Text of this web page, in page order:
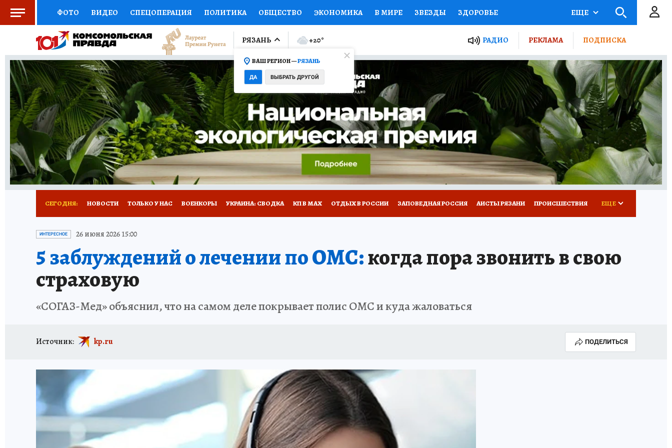
ФОТО ВИДЕО СПЕЦОПЕРАЦИЯ ПОЛИТИКА ОБЩЕСТВО ЭКОНОМИКА В МИРЕ ЗВЕЗДЫ ЗДОРОВЬЕ
СОЦПОДДЕРЖКА НАУКА СПОРТ КОЛУМНИСТЫ ПРОИСШЕСТВИЯ НАЦИОНАЛЬНЫЕ ПРОЕКТЫ РОССИИ
ВЫБОР ЭКСПЕРТОВ ДОКТОР ФИНАНСЫ ОТКРЫВАЕМ МИР Я ЗНАЮ СЕМЬЯ ЖЕНСКИЕ СЕКРЕТЫ ПУТЕВОДИТЕЛЬ
КНИЖНАЯ ПОЛКА ПРОГНОЗЫ НА СПОРТ ПРОМОКОДЫ СЕРИАЛЫ СПЕЦПРОЕКТЫ ДЕФИЦИТ ЖЕЛЕЗА ТУРИЗМ
ПРЕСС-ЦЕНТР НЕДВИЖИМОСТЬ ТЕЛЕВИЗОР КОЛЛЕКЦИИ КОНКУРСЫ РАБОТА У НАС ГИД ПОТРЕБИТЕЛЯ ВСЕ О КП
РАДИО КП РЕКЛАМА ТЕСТЫ НОВОЕ НА САЙТЕ
ЕЩЕ
РЯЗАНЬ
ВАШ РЕГИОН —РЯЗАНЬ
ДА ВЫБРАТЬ ДРУГОЙ
+20° РАДИО РЕКЛАМА ПОДПИСКА
СЕГОДНЯ: НОВОСТИ ТОЛЬКО У НАС ВОЕНКОРЫ УКРАИНА: СВОДКА КП В МАХ ОТДЫХ В РОССИИ ЗАПОВЕДНАЯ РОССИЯ АИСТЫ РЯЗАНИ ПРОИСШЕСТВИЯ
АФИША ИСПЫТАНО НА СЕБЕ
ЕЩЕ
ИНТЕРЕСНОЕ 26 июня 2026 15:00
5 заблуждений о лечении по ОМС:когда пора звонить в свою
страховую
«СОГАЗ-Мед» объяснил, что на самом деле покрывает полис ОМС и куда жаловаться
Источник: kp.ru ПОДЕЛИТЬСЯ